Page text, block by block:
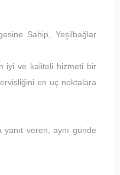
Sahip, Yeşilbağlar
iyi ve kaliteli hizmeti bir
en uç noktalara
yanıt veren, aynı günde